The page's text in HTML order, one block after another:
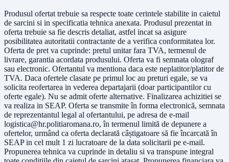
Produsul ofertat trebuie sa respecte toate cerintele stabilite in caietul
de sarcini si in specificatia tehnica anexata. Produsul prezentat in
oferta trebuie sa fie descris detaliat, astfel incat sa asigure
posibilitatea autoritatii contractante de a verifica conformitatea lor.
Oferta de pret va cuprinde: pretul unitar fara TVA, termenul de
livrare, garantia acordata produsului. Oferta va fi semnata olograf
sau electronic. Ofertantul va mentiona daca este neplatitor/platitor de
TVA. Daca ofertele clasate pe primul loc au preturi egale, se va
solicita reofertarea in vederea departajarii (doar participantilor cu
oferte egale). Nu se admit oferte alternative. Finalizarea achizitiei se
va realiza in SEAP. Oferta se transmite în forma electronică, semnata
de reprezentantul legal al ofertantului, pe adresa de e-mail
logistica@hr.politiaromana.ro, în termenul limită de depunere a
ofertelor, urmând ca oferta declarată câștigatoare să fie încarcată în
SEAP in cel mult 1 zi lucratoare de la data solicitarii pe e-mail.
Propunerea tehnica va cuprinde in detaliu si va transpune integral